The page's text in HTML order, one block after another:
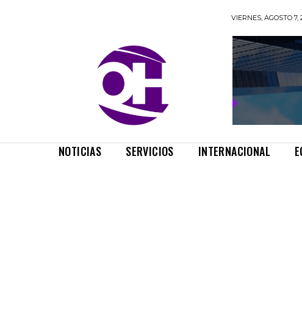
VIERNES, AGOSTO 7,
NOTICIAS SERVICIOS INTERNACIONAL